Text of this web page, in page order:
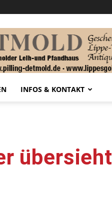
INFOS & KONTAKT
übersieht